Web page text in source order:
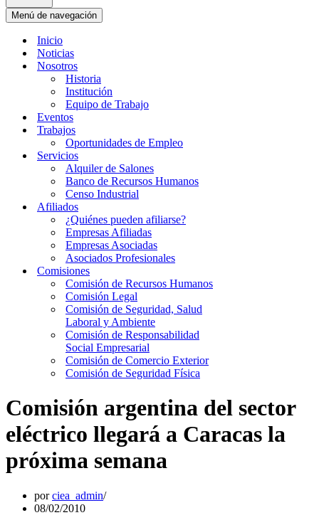
Menú de navegación
Inicio
Noticias
Nosotros
Historia
Institución
Equipo de Trabajo
Eventos
Trabajos
Oportunidades de Empleo
Servicios
Alquiler de Salones
Banco de Recursos Humanos
Censo Industrial
Afiliados
¿Quiénes pueden afiliarse?
Empresas Afiliadas
Empresas Asociadas
Asociados Profesionales
Comisiones
Comisión de Recursos Humanos
Comisión Legal
Comisión de Seguridad, Salud
Laboral y Ambiente
Comisión de Responsabilidad
Social Empresarial
Comisión de Comercio Exterior
Comisión de Seguridad Física
Comisión argentina del sector
eléctrico llegará a Caracas la
próxima semana
porciea_admin
08/02/2010